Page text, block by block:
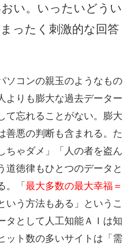
い。いったいどうい
ったく刺激的な回答
ソコンの親玉のようなもの
よりも膨大な過去データー
て忘れることがない。膨大
善悪の判断も含まれる。た
ちゃダメ」「人の者を盗ん
道徳律もひとつのデータと
。「 最大多数の最大幸福＝
いう方法もある」というこ
タとして人工知能ＡＩは知
ット数の多いサイトは「需